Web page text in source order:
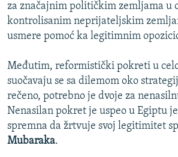
za značajnim političkim zemljama u
kontrolisanim neprijateljskim
usmere pomoć ka legitimnim
Međutim, reformistički pokreti u
suočavaju se sa dilemom oko
rečeno, potrebno je dvoje za
Nenasilan pokret je uspeo u Egiptu
spremna da žrtvuje svoj legitimitet
Mubaraka.